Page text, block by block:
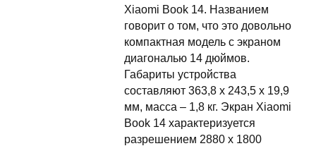
Xiaomi Book 14. Названием
говорит о том, что это довольно
компактная модель с экраном
диагональю 14 дюймов.
Габариты устройства
составляют 363,8 х 243,5 х 19,9
мм, масса – 1,8 кг. Экран Xiaomi
Book 14 характеризуется
разрешением 2880 х 1800